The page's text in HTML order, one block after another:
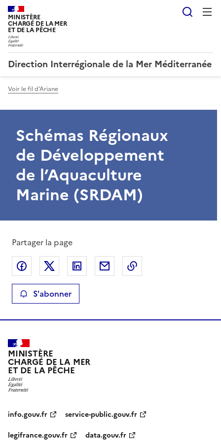
MINISTÈRE
CHARGÉ DE LA MER
ET DE LA PÊCHE
Direction Interrégionale de la Mer Méditerranée
Voir le fil d'Ariane
Schémas Régionaux
de Développement
de l’Aquaculture
Marine (SRDAM)
Partager la page
Partager sur Facebook
Partager sur XPartager sur LinkedIn
Partager par email
S'abonner
MINISTÈRE
CHARGÉ DE LA MER
ET DE LA PÊCHE
info.gouv.fr
service-public.gouv.fr
legifrance.gouv.fr
data.gouv.fr